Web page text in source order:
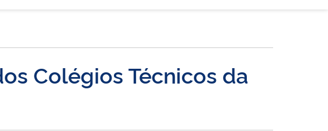
Colégios Técnicos da